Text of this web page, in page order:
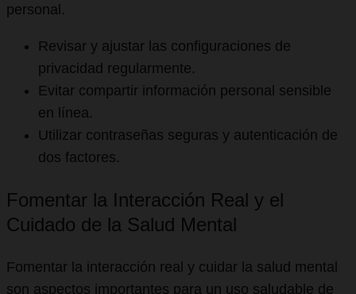
personal.
Revisar y ajustar las configuraciones de
privacidad regularmente.
Evitar compartir información personal sensible
en línea.
Utilizar contraseñas seguras y autenticación de
dos factores.
Fomentar la Interacción Real y el
Cuidado de la Salud Mental
Fomentar la interacción real y cuidar la salud mental
son aspectos importantes para un uso saludable de